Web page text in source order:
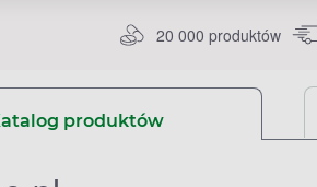
20 000 produktów
produktów